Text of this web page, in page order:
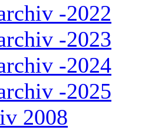
-2022
-2023
-2024
-2025
2008